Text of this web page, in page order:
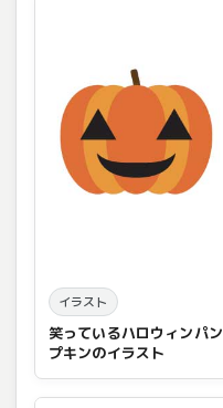
イラスト
笑っているハロウィンパン
プキンのイラスト